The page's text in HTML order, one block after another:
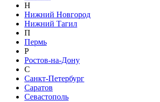
Н
Нижний Новгород
Нижний Тагил
П
Пермь
Р
Ростов-на-Дону
С
Санкт-Петербург
Саратов
Севастополь